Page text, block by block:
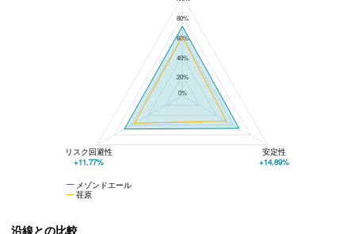
メゾンドエールと荏原の平均値の総合評価の比較
80%
60%
40%
20%
0%
メゾンドエール
荏原
リスク回避性
+11.77%
安定性
+14.89%
沿線との比較